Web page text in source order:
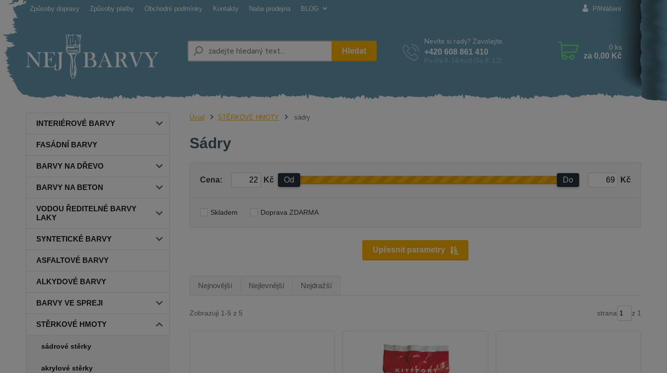
Způsoby dopravy Způsoby platby Obchodní podmínky Kontakty Naše prodejna BLOG Přihlášení
Hledat
Nevíte si rady? Zavolejte.
+420 608 861 410
Po-Pá 8-16 hod (So 8-12)
0 ks
za 0,00 Kč
INTERIÉROVÉ BARVY
FASÁDNÍ BARVY
BARVY NA DŘEVO
BARVY NA BETON
VODOU ŘEDITELNÉ BARVY
LAKY
SYNTETICKÉ BARVY
ASFALTOVÉ BARVY
ALKYDOVÉ BARVY
BARVY VE SPREJI
STĚRKOVÉ HMOTY
sádrové stěrky
akrylové stěrky
Úvod STĚRKOVÉ HMOTY sádry
Sádry
Upřesnit parametry
Cena: Kč Od Do Kč
Skladem Doprava ZDARMA
Nejnovější Nejlevnější Nejdražší
Zobrazuji 1-5 z 5 strana z 1